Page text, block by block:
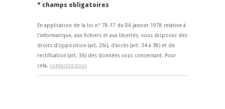
* champs obligatoires
En application de la loi n° 78-17 du 06 janvier 1978 relative à
l'informatique, aux fichiers et aux libertés, vous disposez des
droits d'opposition (art. 26i), d'accès (art. 34 à 38) et de
rectification (art. 36) des données vous concernant. Pour
cela, contactez-nous